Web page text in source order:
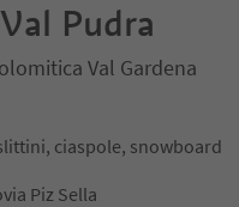
Pudra
Val Gardena
ciaspole, snowboard
Piz Sella